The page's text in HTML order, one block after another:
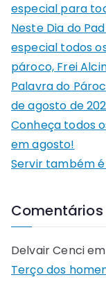
especial para
Neste Dia do
especial todos
pároco, Frei
Palavra do
de agosto de
Conheça todos
em agosto!
Servir também
Comentários
Delvair Cenciem
Terço dos